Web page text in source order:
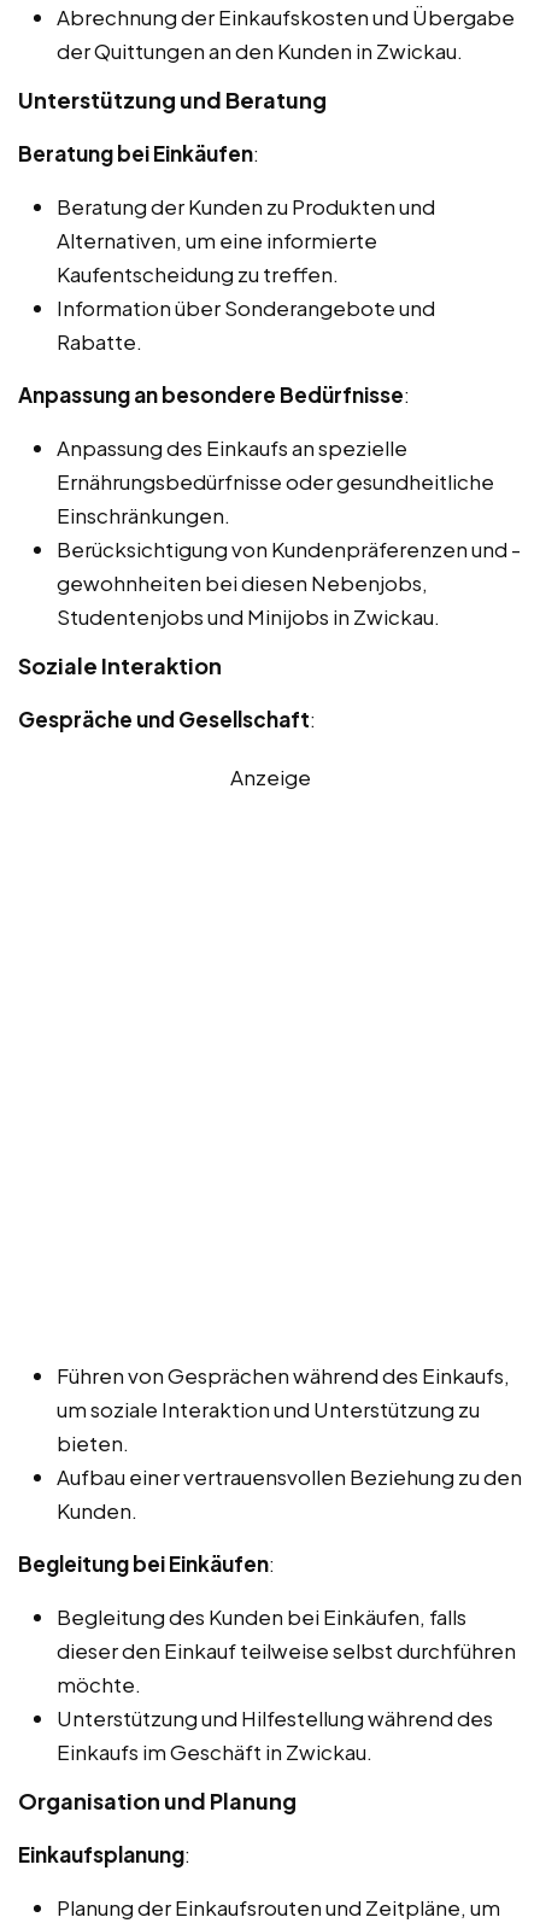
Abrechnung der Einkaufskosten und Übergabe
der Quittungen an den Kunden in Zwickau.
Unterstützung und Beratung
Beratung bei Einkäufen:
Beratung der Kunden zu Produkten und
Alternativen, um eine informierte
Kaufentscheidung zu treffen.
Information über Sonderangebote und
Rabatte.
Anpassung an besondere Bedürfnisse:
Anpassung des Einkaufs an spezielle
Ernährungsbedürfnisse oder gesundheitliche
Einschränkungen.
Berücksichtigung von Kundenpräferenzen und -
gewohnheiten bei diesen Nebenjobs,
Studentenjobs und Minijobs in Zwickau.
Soziale Interaktion
Gespräche und Gesellschaft:
Anzeige
Führen von Gesprächen während des Einkaufs,
um soziale Interaktion und Unterstützung zu
bieten.
Aufbau einer vertrauensvollen Beziehung zu den
Kunden.
Begleitung bei Einkäufen:
Begleitung des Kunden bei Einkäufen, falls
dieser den Einkauf teilweise selbst durchführen
möchte.
Unterstützung und Hilfestellung während des
Einkaufs im Geschäft in Zwickau.
Organisation und Planung
Einkaufsplanung:
Planung der Einkaufsrouten und Zeitpläne, um